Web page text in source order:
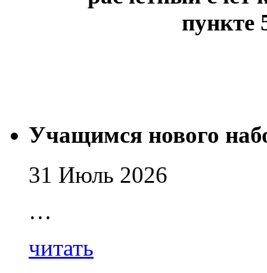
пункте
Учащимся нового
31 Июль 2026
…
читать